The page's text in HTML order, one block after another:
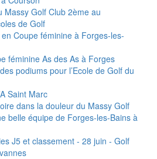
Massy Golf Club 2ème au
de Golf
Coupe féminine à Forges-les-
féminine As des As à Forges
podiums pour l’Ecole de Golf du
Saint Marc
dans la douleur du Massy Golf
belle équipe de Forges-les-Bains à
J5 et classement - 28 juin - Golf